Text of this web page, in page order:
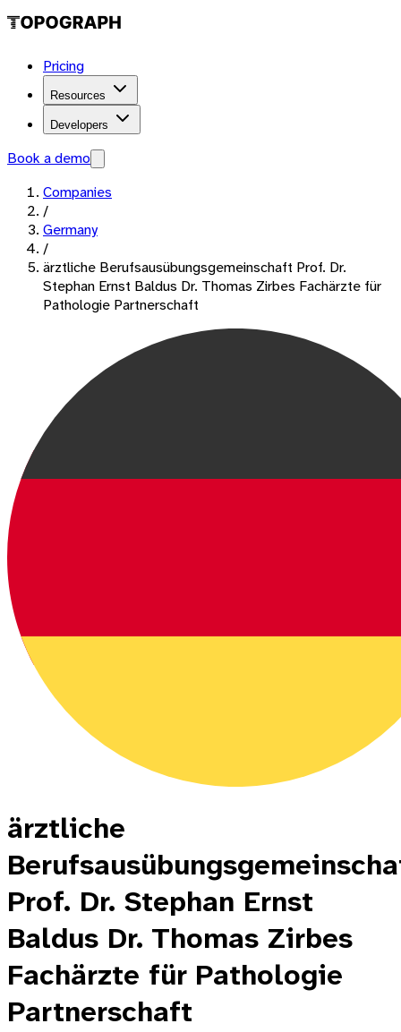
Pricing
Resources
Developers
Book a demo
Companies
/
Germany
/
ärztliche Berufsausübungsgemeinschaft Prof. Dr.
Stephan Ernst Baldus Dr. Thomas Zirbes Fachärzte für
Pathologie Partnerschaft
ärztliche
Prof. Dr. Stephan Ernst
Baldus Dr. Thomas Zirbes
Fachärzte für Pathologie
Partnerschaft